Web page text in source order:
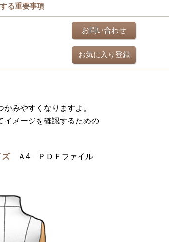
る重要事項
お問い合わせ
お気に入り登録
みやすくなりますよ。
イメージを確認するための
ズ Ａ4 ＰＤＦファイル